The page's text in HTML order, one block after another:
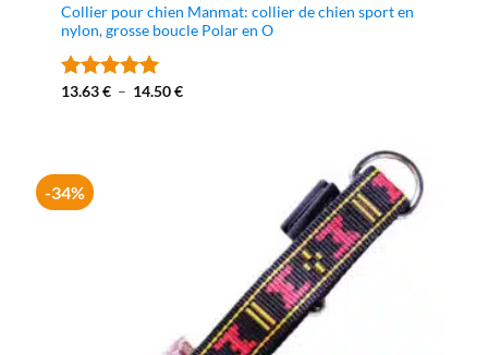
Collier pour chien Manmat: collier de chien sport en
nylon, grosse boucle Polar en O
Note5sur
13.63€ – 14.50€Plage
-34%